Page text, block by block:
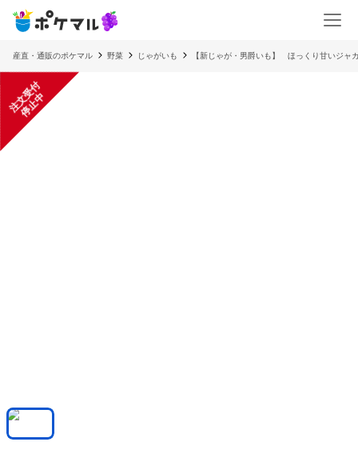
産直・通販のポケマル 野菜 じゃがいも 【新じゃが・男爵いも】 ほっくり甘いジ
注
文
受
付
停
止
中